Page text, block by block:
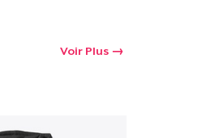
Voir Plus